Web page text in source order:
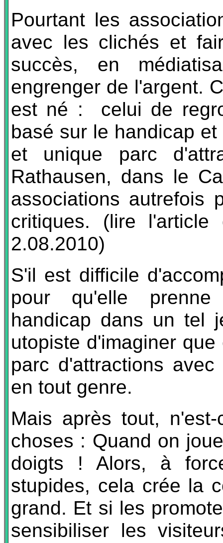
Pourtant les
avec les clichés et
succès, en
engrenger de l'argent.
est né : celui de
basé sur le handicap
et unique parc
Rathausen, dans le
associations autrefois
critiques. (lire
2.08.2010)
S'il est difficile
pour qu'elle
handicap dans un tel
utopiste d'imaginer
parc d'attractions
en tout genre.
Mais après tout,
choses : Quand on
doigts ! Alors, à
stupides, cela crée la
grand. Et si les
sensibiliser les